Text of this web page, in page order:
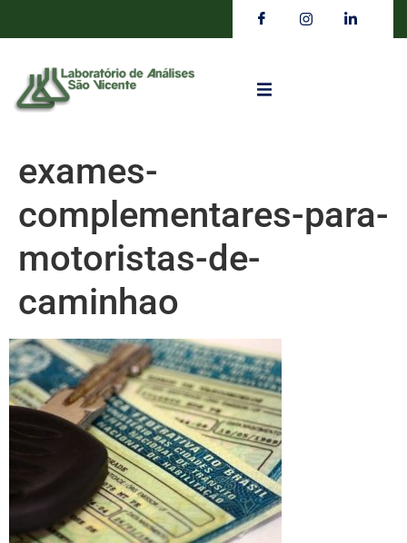
exames-
complementares-para-
motoristas-de-
caminhao